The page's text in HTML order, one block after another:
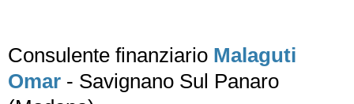
Consulente finanziario Malaguti
Omar - Savignano Sul Panaro